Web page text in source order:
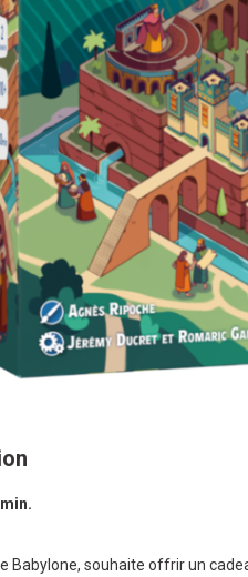
Babylone, souhaite offrir un